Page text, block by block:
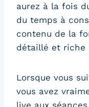
aurez à la fois
du temps à
contenu de la
détaillé et riche
Lorsque vous
vous avez